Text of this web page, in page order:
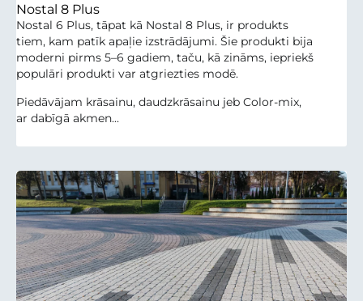
Nostal 8 Plus
Nostal 6 Plus, tāpat kā Nostal 8 Plus, ir produkts
tiem, kam patīk apaļie izstrādājumi. Šie produkti bija
moderni pirms 5–6 gadiem, taču, kā zināms, iepriekš
populāri produkti var atgriezties modē.
Piedāvājam krāsainu, daudzkrāsainu jeb Color-mix,
ar dabīgā akmen...